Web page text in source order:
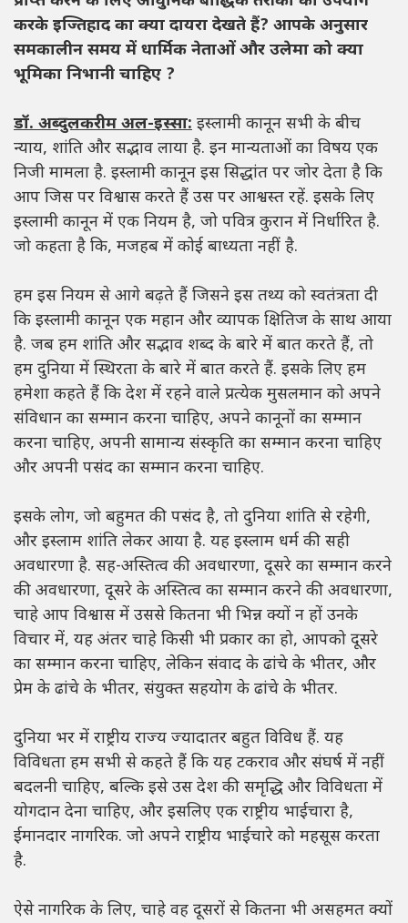
करके इज्तिहाद का क्या दायरा देखते हैं? आपके अनुसार
समकालीन समय में धार्मिक नेताओं और उलेमा को क्या
भूमिका निभानी चाहिए ?
डॉ. अब्दुलकरीम अल-इस्सा: इस्लामी कानून सभी के बीच
न्याय, शांति और सद्भाव लाया है. इन मान्यताओं का विषय एक
निजी मामला है. इस्लामी कानून इस सिद्धांत पर जोर देता है कि
आप जिस पर विश्वास करते हैं उस पर आश्वस्त रहें. इसके लिए
इस्लामी कानून में एक नियम है, जो पवित्र कुरान में निर्धारित है.
जो कहता है कि, मजहब में कोई बाध्यता नहीं है.
हम इस नियम से आगे बढ़ते हैं जिसने इस तथ्य को स्वतंत्रता दी
कि इस्लामी कानून एक महान और व्यापक क्षितिज के साथ आया
है. जब हम शांति और सद्भाव शब्द के बारे में बात करते हैं, तो
हम दुनिया में स्थिरता के बारे में बात करते हैं. इसके लिए हम
हमेशा कहते हैं कि देश में रहने वाले प्रत्येक मुसलमान को अपने
संविधान का सम्मान करना चाहिए, अपने कानूनों का सम्मान
करना चाहिए, अपनी सामान्य संस्कृति का सम्मान करना चाहिए
और अपनी पसंद का सम्मान करना चाहिए.
इसके लोग, जो बहुमत की पसंद है, तो दुनिया शांति से रहेगी,
और इस्लाम शांति लेकर आया है. यह इस्लाम धर्म की सही
अवधारणा है. सह-अस्तित्व की अवधारणा, दूसरे का सम्मान करने
की अवधारणा, दूसरे के अस्तित्व का सम्मान करने की अवधारणा,
चाहे आप विश्वास में उससे कितना भी भिन्न क्यों न हों उनके
विचार में, यह अंतर चाहे किसी भी प्रकार का हो, आपको दूसरे
का सम्मान करना चाहिए, लेकिन संवाद के ढांचे के भीतर, और
प्रेम के ढांचे के भीतर, संयुक्त सहयोग के ढांचे के भीतर.
दुनिया भर में राष्ट्रीय राज्य ज्यादातर बहुत विविध हैं. यह
विविधता हम सभी से कहते हैं कि यह टकराव और संघर्ष में नहीं
बदलनी चाहिए, बल्कि इसे उस देश की समृद्धि और विविधता में
योगदान देना चाहिए, और इसलिए एक राष्ट्रीय भाईचारा है,
ईमानदार नागरिक. जो अपने राष्ट्रीय भाईचारे को महसूस करता
है.
ऐसे नागरिक के लिए, चाहे वह दूसरों से कितना भी असहमत क्यों